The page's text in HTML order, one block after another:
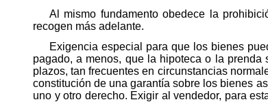
Al mismo fundamento obedece la
recogen más adelante.
Exigencia especial para que los bienes
pagado, a menos, que la hipoteca o la
plazos, tan frecuentes en circunstancias
constitución de una garantía sobre los bienes
uno y otro derecho. Exigir al vendedor, para